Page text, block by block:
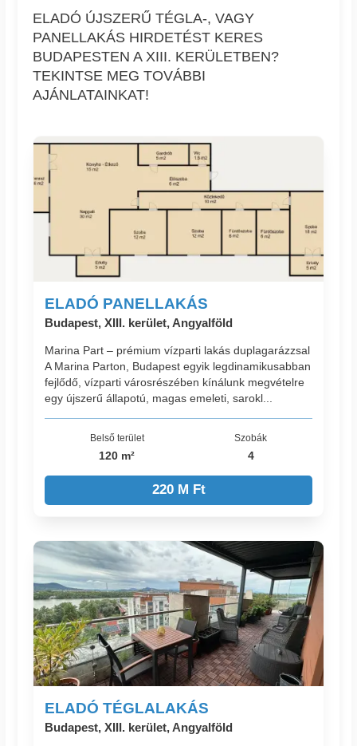
ELADÓ ÚJSZERŰ TÉGLA-, VAGY
PANELLAKÁS HIRDETÉST KERES
BUDAPESTEN A XIII. KERÜLETBEN?
TEKINTSE MEG TOVÁBBI
AJÁNLATAINKAT!
ELADÓ PANELLAKÁS
Budapest, XIII. kerület, Angyalföld
Marina Part – prémium vízparti lakás duplagarázzsal
A Marina Parton, Budapest egyik legdinamikusabban
fejlődő, vízparti városrészében kínálunk megvételre
egy újszerű állapotú, magas emeleti, sarokl...
Belső terület
120 m²
Szobák
4
220 M Ft
ELADÓ TÉGLALAKÁS
Budapest, XIII. kerület, Angyalföld